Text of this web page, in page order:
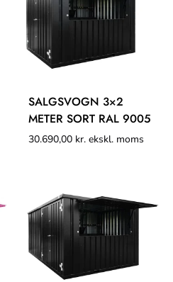
SALGSVOGN 3×2
METER SORT RAL 9005
30.690,00 kr. ekskl. moms